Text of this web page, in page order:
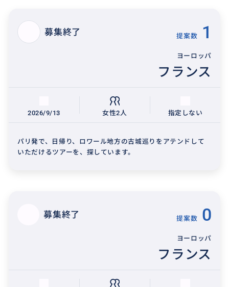
募集終了 提案数 1
ヨーロッパ
フランス
2026/9/13 女性2人 指定しない
パリ発で、日帰り、ロワール地方の古城巡りをアテンドして
いただけるツアーを、探しています。
募集終了 提案数 0
ヨーロッパ
フランス